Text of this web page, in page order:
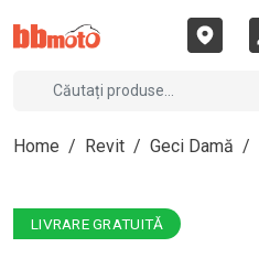
Home / Revit / Geci Damă /
LIVRARE GRATUITĂ